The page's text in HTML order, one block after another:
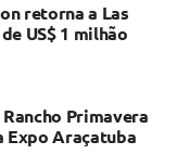
retorna a Las
US$ 1 milhão
Primavera
Expo Araçatuba